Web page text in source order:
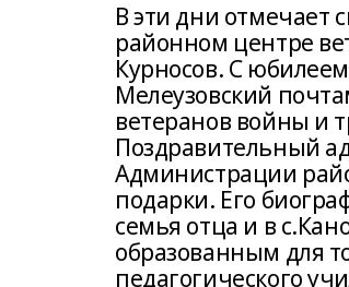
В эти дни отмечает
районном центре
Курносов. С
Мелеузовский
ветеранов войны и
Поздравительный
Администрации
подарки. Его
семья отца и в
образованным для
педагогического